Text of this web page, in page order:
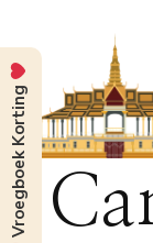
Vroegboek Korting